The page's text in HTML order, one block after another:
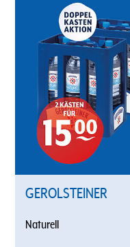
GEROLSTEINER
Naturell